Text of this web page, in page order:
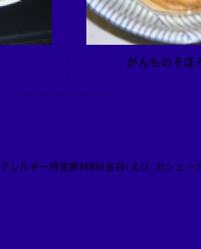
がんものそぼ
アレルギー特定原材料9品目（えび、カシューナ